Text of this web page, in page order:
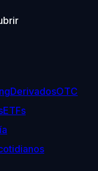
DerivadosOTC
ETFs